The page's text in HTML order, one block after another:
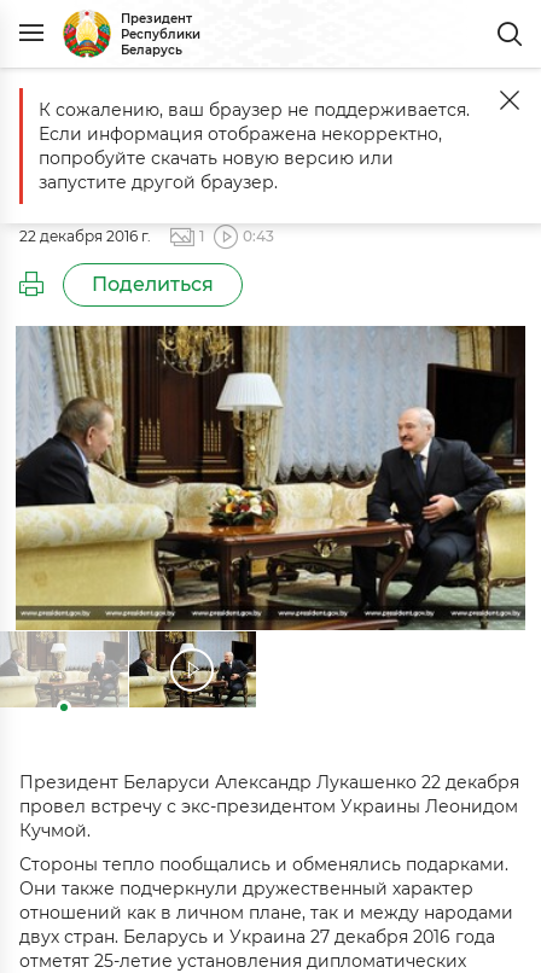
Президент
Республики
Беларусь
Главная События Встреча с экс-президентом Украины
Встреча с экс-президентом
Украины Леонидом Кучмой
22 декабря 2016 г. 1 0:43
Поделиться
Президент Беларуси Александр Лукашенко 22 декабря
провел встречу с экс-президентом Украины Леонидом
Кучмой.
Стороны тепло пообщались и обменялись подарками.
Они также подчеркнули дружественный характер
отношений как в личном плане, так и между народами
двух стран. Беларусь и Украина 27 декабря 2016 года
отметят 25-летие установления дипломатических
К сожалению, ваш браузер не поддерживается.
Если информация отображена некорректно,
попробуйте скачать новую версию или
запустите другой браузер.